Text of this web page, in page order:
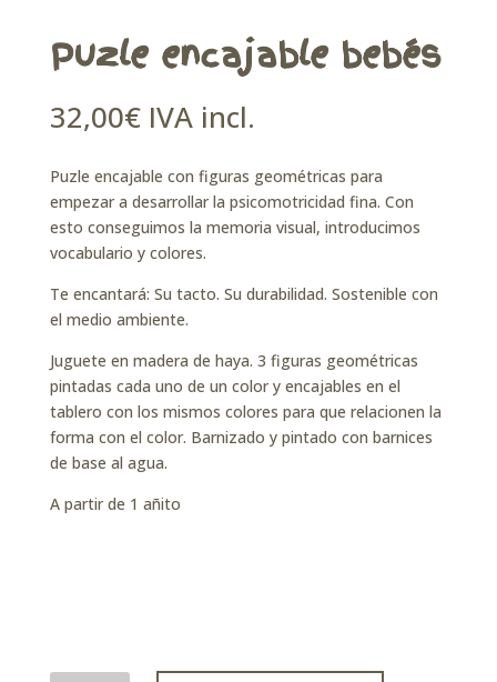
Puzle encajable bebés
32,00€ IVA incl.
Puzle encajable con figuras geométricas para
empezar a desarrollar la psicomotricidad fina. Con
esto conseguimos la memoria visual, introducimos
vocabulario y colores.
Te encantará: Su tacto. Su durabilidad. Sostenible con
el medio ambiente.
Juguete en madera de haya. 3 figuras geométricas
pintadas cada uno de un color y encajables en el
tablero con los mismos colores para que relacionen la
forma con el color. Barnizado y pintado con barnices
de base al agua.
A partir de 1 añito